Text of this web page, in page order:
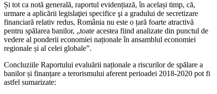
Și tot ca notă generală, raportul evidențiază, în același timp, că,
urmare a aplicării legislaţiei specifice şi a gradului de secretizare
financiară relativ redus, România nu este o țară foarte atractivă
pentru spălarea banilor, „toate acestea fiind analizate din punctul de
vedere al ponderii economiei naționale în ansamblul economiei
regionale și al celei globale”.
Concluziile Raportului evaluării naționale a riscurilor de spălare a
banilor și finanțare a terorismului aferent perioadei 2018-2020 pot fi
astfel sumarizate: